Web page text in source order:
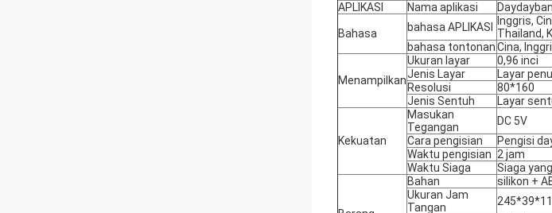
APLIKASI
Nama aplikasi
Bahasa bahasa APLIKASI
Inggris,
Thailand,
bahasa tontonanCina,
Menampilkan
Ukuran layar
0,96 inci
Jenis Layar
Layar
Resolusi
80*160
Jenis Sentuh
Layar
Kekuatan
Masukan
Tegangan
DC 5V
Cara pengisian
Pengisi
Waktu pengisian 2 jam
Waktu Siaga
Siaga
Bahan
silikon +
Ukuran Jam
Tangan